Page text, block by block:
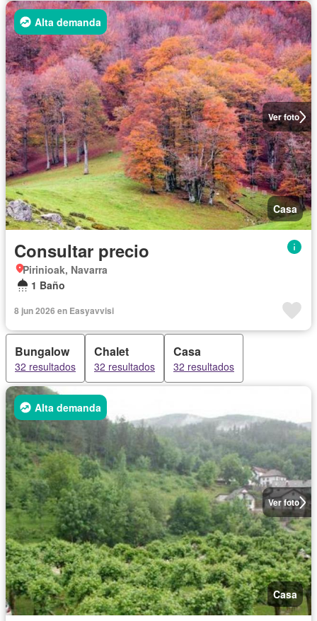
Ver foto
Alta demanda
Casa
Consultar precio
Pirinioak, Navarra
1 Baño
8 jun 2026 en Easyavvisi
Bungalow
32 resultados
Chalet
32 resultados
Casa
32 resultados
Ver foto
Alta demanda
Casa